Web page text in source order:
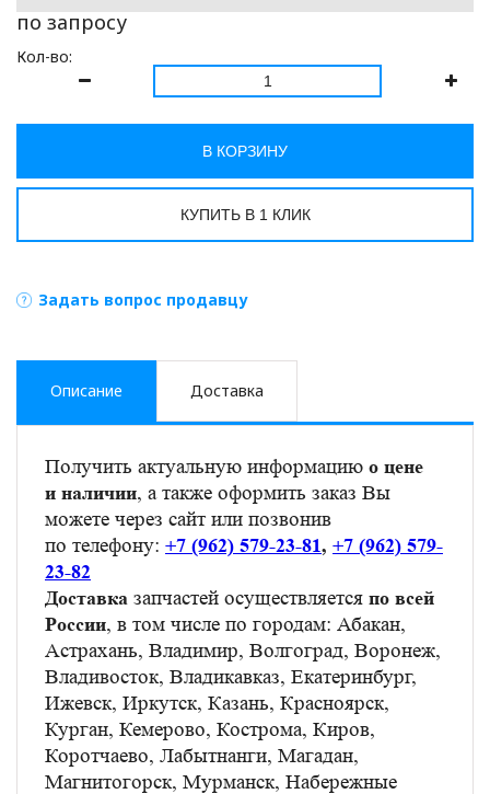
по запросу
Кол-во:
В КОРЗИНУ
КУПИТЬ В 1 КЛИК
Задать вопрос продавцу
Описание Доставка
Получить актуальную информацию о цене
и наличии, а также оформить заказ Вы
можете через сайт или позвонив
по телефону: +7 (962) 579-23-81, +7 (962) 579-
23-82
Доставка запчастей осуществляется по всей
России, в том числе по городам: Абакан,
Астрахань, Владимир, Волгоград, Воронеж,
Владивосток, Владикавказ, Екатеринбург,
Ижевск, Иркутск, Казань, Красноярск,
Курган, Кемерово, Кострома, Киров,
Коротчаево, Лабытнанги, Магадан,
Магнитогорск, Мурманск, Набережные